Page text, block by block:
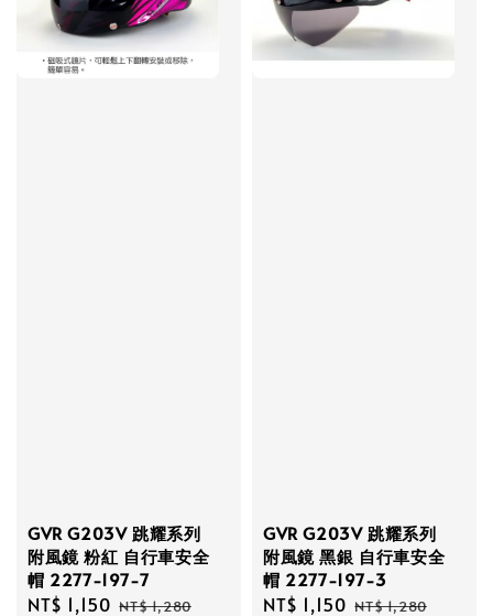
GVR G203V 跳耀系列
附風鏡 粉紅 自行車安全
帽 2277-197-7
Sale
NT$ 1,150 Regular
NT$ 1,280
GVR G203V 跳耀系列
附風鏡 黑銀 自行車安全
帽 2277-197-3
Sale
NT$ 1,150 Regular
NT$ 1,280